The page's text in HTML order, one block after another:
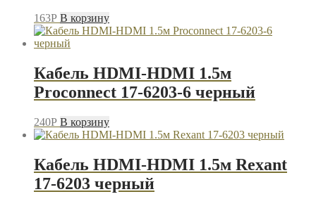
163P В корзину
Кабель HDMI-HDMI 1.5м
Proconnect 17-6203-6 черный
240P В корзину
Кабель HDMI-HDMI 1.5м Rexant
17-6203 черный